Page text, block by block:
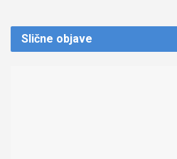
Slične objave